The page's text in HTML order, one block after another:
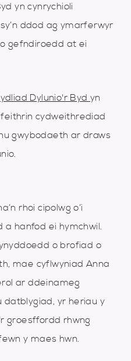
yn cynrychioli
ddod ag ymarferwyr
gefndiroedd at ei
Dylunio'r Bydyn
cydweithrediad
gwybodaeth ar draws
rhoi cipolwg o’i
hanfod ei hymchwil.
o brofiad o
mae cyflwyniad Anna
ar ddeinameg
datblygiad, yr heriau y
groesffordd rhwng
y maes hwn.